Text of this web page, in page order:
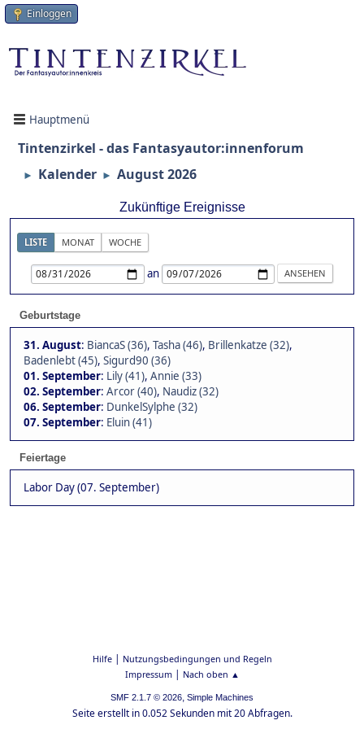
Einloggen
Hauptmenü
Tintenzirkel - das Fantasyautor:innenforum
► Kalender ► August 2026
Zukünftige Ereignisse
LISTE MONAT WOCHE
an
Geburtstage
31. August: BiancaS (36), Tasha (46), Brillenkatze (32),
Badenlebt (45), Sigurd90 (36)
01. September: Lily (41), Annie (33)
02. September: Arcor (40), Naudiz (32)
06. September: DunkelSylphe (32)
07. September: Eluin (41)
Feiertage
Labor Day (07. September)
Hilfe| Nutzungsbedingungen und Regeln
Impressum| Nach oben ▲
SMF 2.1.7 © 2026, Simple Machines
Seite erstellt in 0.052 Sekunden mit 20 Abfragen.